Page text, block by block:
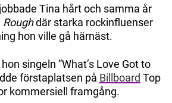
Tina hårt och samma år
Roughdär starka rockinfluenser
hon ville gå härnäst.
singeln ”What’s Love Got to
förstaplatsen på Billboard Top
kommersiell framgång.